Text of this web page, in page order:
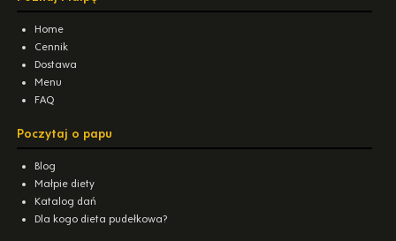
Home
Cennik
Dostawa
Menu
FAQ
Poczytaj o papu
Blog
Małpie diety
Katalog dań
Dla kogo dieta pudełkowa?